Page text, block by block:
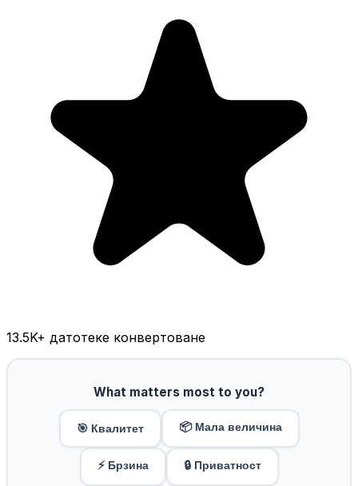
13.5K+ датотеке конвертоване
What matters most to you?
🎯 Квалитет 📦 Мала величина
⚡ Брзина 🔒 Приватност